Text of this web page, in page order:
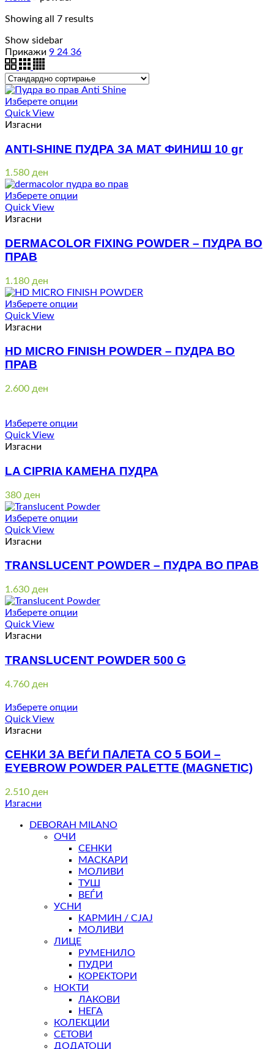
Showing all 7 results
Show sidebar
Прикажи 9 24 36
Изберете опции
Quick View
Изгасни
ANTI-SHINE ПУДРА ЗА МАТ ФИНИШ 10 gr
1.580 ден
Изберете опции
Quick View
Изгасни
DERMACOLOR FIXING POWDER – ПУДРА ВО
ПРАВ
1.180 ден
Изберете опции
Quick View
Изгасни
HD MICRO FINISH POWDER – ПУДРА ВО
ПРАВ
2.600 ден
Изберете опции
Quick View
Изгасни
LA CIPRIA КАМЕНА ПУДРА
380 ден
Изберете опции
Quick View
Изгасни
TRANSLUCENT POWDER – ПУДРА ВО ПРАВ
1.630 ден
Изберете опции
Quick View
Изгасни
TRANSLUCENT POWDER 500 G
4.760 ден
Изберете опции
Quick View
Изгасни
СЕНКИ ЗА ВЕЃИ ПАЛЕТА СО 5 БОИ –
EYEBROW POWDER PALETTE (MAGNETIC)
2.510 ден
Изгасни
DEBORAH MILANO
ОЧИ
СЕНКИ
МАСКАРИ
МОЛИВИ
ТУШ
ВЕЃИ
УСНИ
КАРМИН / СЈАЈ
МОЛИВИ
ЛИЦЕ
РУМЕНИЛО
ПУДРИ
КОРЕКТОРИ
НОКТИ
ЛАКОВИ
НЕГА
КОЛЕКЦИИ
СЕТОВИ
ДОДАТОЦИ